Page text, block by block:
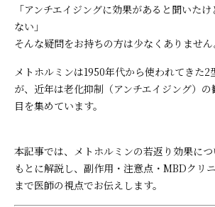
「アンチエイジングに効果があると聞いた
ない」
そんな疑問をお持ちの方は少なくありません
メトホルミンは1950年代から使われてきた
が、近年は老化抑制（アンチエイジング）
目を集めています。
本記事では、メトホルミンの若返り効果に
もとに解説し、副作用・注意点・MBDクリ
まで医師の視点でお伝えします。